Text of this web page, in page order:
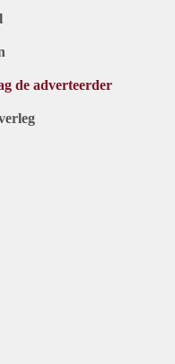
de adverteerder